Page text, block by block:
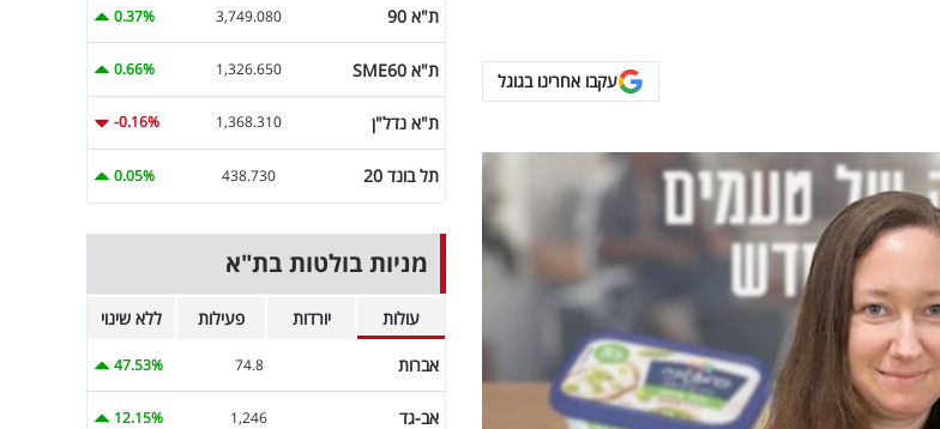
עקבו אחרינו בגוגל
ת"א 90 3,749.080
0.37%
ת"א SME60 1,326.650
0.66%
ת"א נדל"ן 1,368.310
-0.16%
תל בונד 20 438.730
0.05%
מניות בולטות בת"א
עולות יורדות פעילות ללא שינוי
אברות 74.8
47.53%
אב-גד 1,246
12.15%